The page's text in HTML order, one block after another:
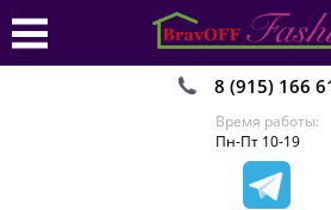
8 (915) 166
Время работы:
Пн-Пт 10-19